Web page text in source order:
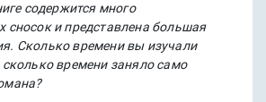
содержится много
сносок и представлена большая
Сколько времени вы изучали
сколько времени заняло само